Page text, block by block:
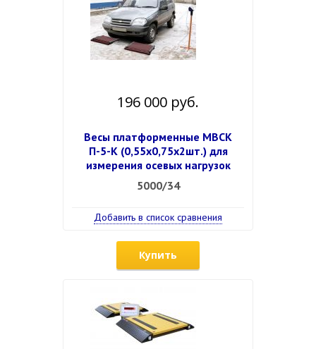
196 000 руб.
Весы платформенные МВСК
П-5-К (0,55х0,75х2шт.) для
измерения осевых нагрузок
5000/34
Добавить в список сравнения
Купить